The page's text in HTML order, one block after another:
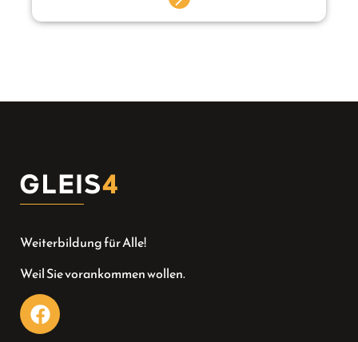
Weiterbildung für Alle!
Weil Sie vorankommen wollen.